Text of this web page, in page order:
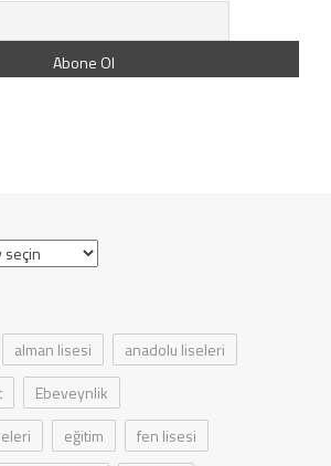
alman lisesi
anadolu liseleri
Ebeveynlik
eğitim
fen lisesi